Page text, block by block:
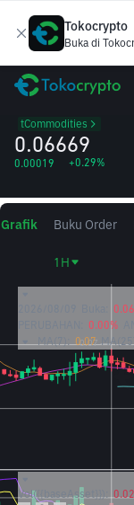
Tokocrypto
Buka di
XAUT Tether
tCommodities
0.06669
0.00019 +0.29%
Grafik Buku Order
1H
0.06
0.00%
MA(7): 0.07
Vol({{baseAsset}}):